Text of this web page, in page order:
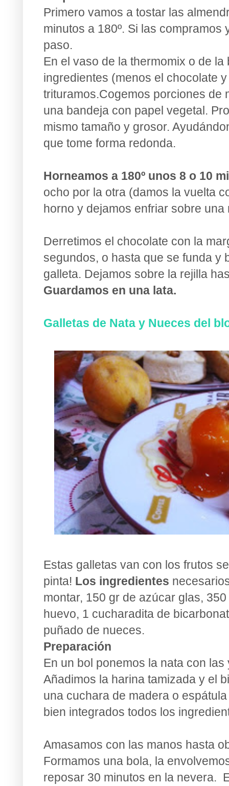
Primero vamos a tostar las
minutos a 180º. Si las
paso.
En el vaso de la thermomix o de
ingredientes (menos el chocolate
trituramos.Cogemos porciones de
una bandeja con papel vegetal.
mismo tamaño y grosor.
que tome forma redonda.
Horneamos a 180º unos 8 o 10
ocho por la otra (damos la vuelta
horno y dejamos enfriar sobre una
Derretimos el chocolate con la
segundos, o hasta que se funda y
galleta. Dejamos sobre la rejilla
Guardamos en una lata.
Galletas de Nata y Nueces del
Estas galletas van con los frutos
pinta! Los ingredientes
montar, 150 gr de azúcar glas,
huevo, 1 cucharadita de
puñado de nueces.
Preparación
En un bol ponemos la nata con
Añadimos la harina tamizada y el
una cuchara de madera o
bien integrados todos los
Amasamos con las manos hasta
Formamos una bola, la
reposar 30 minutos en la nevera.